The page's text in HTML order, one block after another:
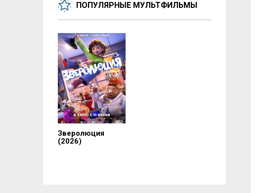
ПОПУЛЯРНЫЕ МУЛЬТФИЛЬМЫ
Зверолюция
(2026)